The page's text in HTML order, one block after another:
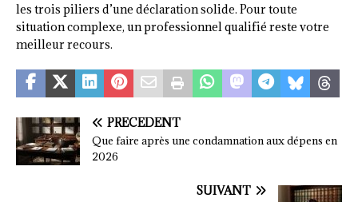
les trois piliers d’une déclaration solide. Pour toute
situation complexe, un professionnel qualifié reste votre
meilleur recours.
PRÉCÉDENT
Que faire après une condamnation aux dépens en
2026
SUIVANT